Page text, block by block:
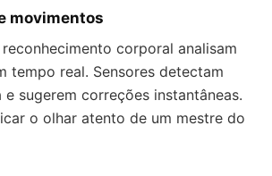
movimentos
corporal analisam
tempo real. Sensores detectam
sugerem correções instantâneas.
o olhar atento de um mestre do